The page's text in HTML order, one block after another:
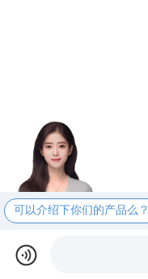
可以介绍下你们的产品么？